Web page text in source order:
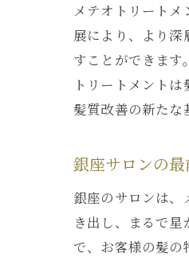
メテオトリート
展により、より
すことができま
トリートメント
髪質改善の新たな
銀座サロンの
銀座のサロンは
き出し、まるで
で、お客様の髪の